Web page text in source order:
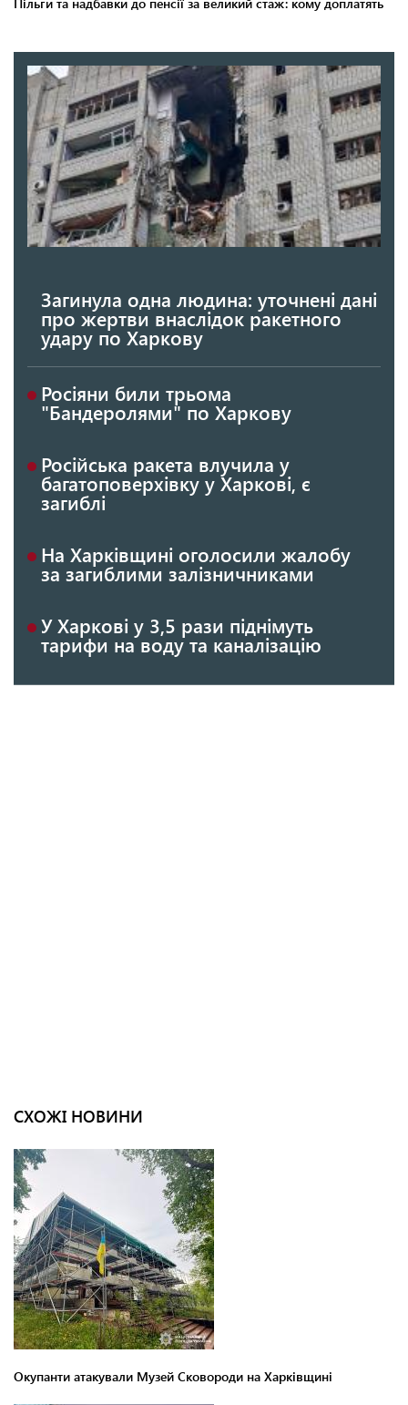
Загинула одна людина: уточнені дані
про жертви внаслідок ракетного
удару по Харкову
Росіяни били трьома
"Бандеролями" по Харкову
Російська ракета влучила у
багатоповерхівку у Харкові, є
загиблі
На Харківщині оголосили жалобу
за загиблими залізничниками
У Харкові у 3,5 рази піднімуть
тарифи на воду та каналізацію
СХОЖІ НОВИНИ
Окупанти атакували Музей Сковороди на Харківщині